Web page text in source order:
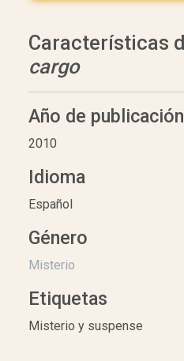
Características
cargo
Año de publicación
2010
Idioma
Español
Género
Misterio
Etiquetas
Misterio y suspense